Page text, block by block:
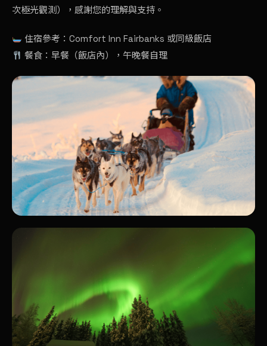
次極光觀測），感謝您的理解與支持。
住宿參考：Comfort Inn Fairbanks 或同級飯店
餐食：早餐（飯店內），午晚餐自理